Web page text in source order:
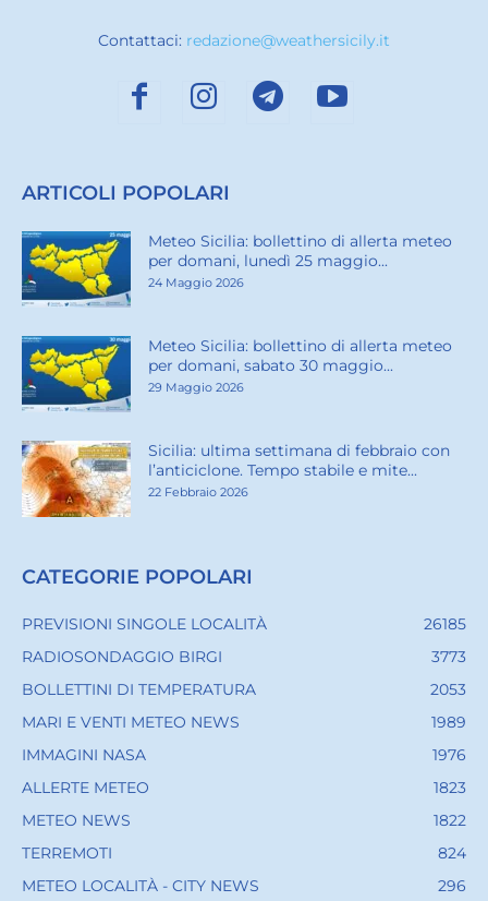
Contattaci: redazione@weathersicily.it
ARTICOLI POPOLARI
Meteo Sicilia: bollettino di allerta meteo
per domani, lunedì 25 maggio...
24 Maggio 2026
Meteo Sicilia: bollettino di allerta meteo
per domani, sabato 30 maggio...
29 Maggio 2026
Sicilia: ultima settimana di febbraio con
l’anticiclone. Tempo stabile e mite...
22 Febbraio 2026
CATEGORIE POPOLARI
PREVISIONI SINGOLE LOCALITÀ
26185
RADIOSONDAGGIO BIRGI
3773
BOLLETTINI DI TEMPERATURA
2053
MARI E VENTI METEO NEWS
1989
IMMAGINI NASA
1976
ALLERTE METEO
1823
METEO NEWS
1822
TERREMOTI
824
METEO LOCALITÀ - CITY NEWS
296